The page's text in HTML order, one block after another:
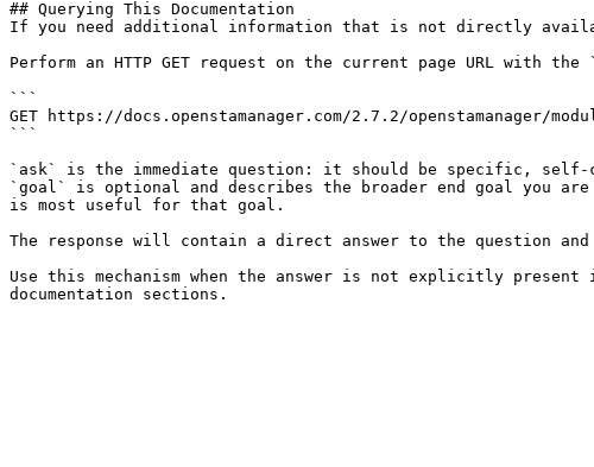
## Querying This Documentation
If you need additional information that is not directly
Perform an HTTP GET request on the current page URL with
```
GET https://docs.openstamanager.com/2.7.2/openstamanager/
```
`ask` is the immediate question: it should be specific, self-
`goal` is optional and describes the broader end goal you
is most useful for that goal.
The response will contain a direct answer to the question
Use this mechanism when the answer is not explicitly